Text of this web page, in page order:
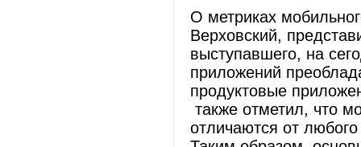
О метриках
Верховский,
выступавшего, на
приложений
продуктовые
также отметил, что
отличаются от